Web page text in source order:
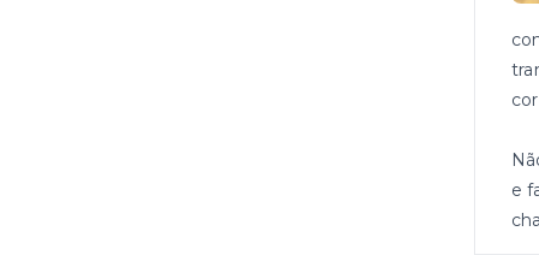
e